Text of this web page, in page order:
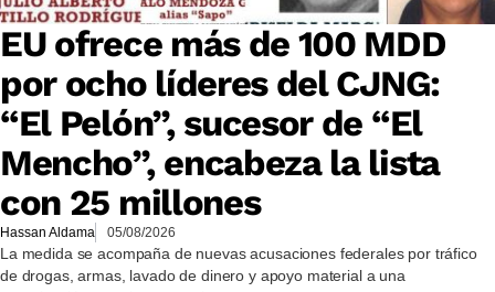
EU ofrece más de 100 MDD
por ocho líderes del CJNG:
“El Pelón”, sucesor de “El
Mencho”, encabeza la lista
con 25 millones
Hassan Aldama 05/08/2026
La medida se acompaña de nuevas acusaciones federales por tráfico
de drogas, armas, lavado de dinero y apoyo material a una